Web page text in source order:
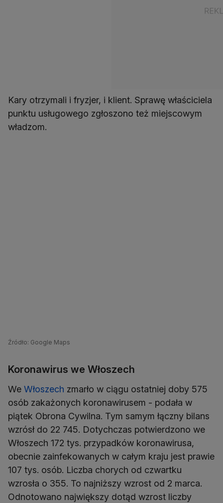
Kary otrzymali i fryzjer, i klient. Sprawę właściciela
punktu usługowego zgłoszono też miejscowym
władzom.
Źródło: Google Maps
Koronawirus we Włoszech
We Włoszech zmarło w ciągu ostatniej doby 575
osób zakażonych koronawirusem - podała w
piątek Obrona Cywilna. Tym samym łączny bilans
wzrósł do 22 745. Dotychczas potwierdzono we
Włoszech 172 tys. przypadków koronawirusa,
obecnie zainfekowanych w całym kraju jest prawie
107 tys. osób. Liczba chorych od czwartku
wzrosła o 355. To najniższy wzrost od 2 marca.
Odnotowano największy dotąd wzrost liczby